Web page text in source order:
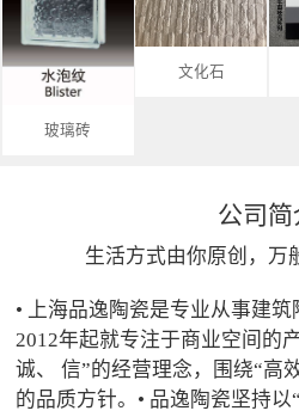
玻璃砖
文化石
公司简
生活方式由你原创，万
• 上海品逸陶瓷是专业从事建筑
2012年起就专注于商业空间的
诚、 信”的经营理念，围绕“高
的品质方针。• 品逸陶瓷坚持